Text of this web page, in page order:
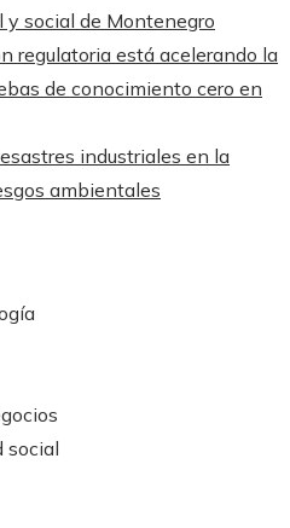
social de Montenegro
regulatoria está acelerando la
de conocimiento cero en
industriales en la
ambientales
social